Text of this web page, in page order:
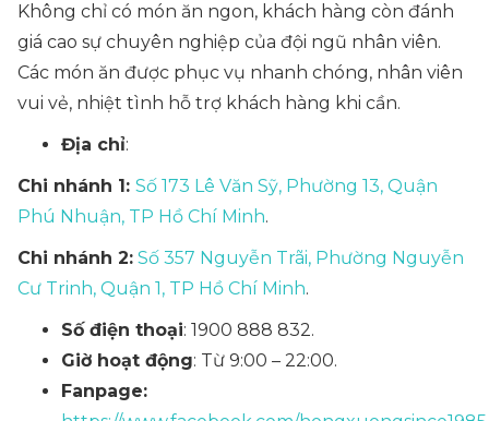
Không chỉ có món ăn ngon, khách hàng còn đánh
giá cao sự chuyên nghiệp của đội ngũ nhân viên.
Các món ăn được phục vụ nhanh chóng, nhân viên
vui vẻ, nhiệt tình hỗ trợ khách hàng khi cần.
Địa chỉ:
Chi nhánh 1: Số 173 Lê Văn Sỹ, Phường 13, Quận
Phú Nhuận, TP Hồ Chí Minh.
Chi nhánh 2: Số 357 Nguyễn Trãi, Phường Nguyễn
Cư Trinh, Quận 1, TP Hồ Chí Minh.
Số điện thoại: 1900 888 832.
Giờ hoạt động: Từ 9:00 – 22:00.
Fanpage: